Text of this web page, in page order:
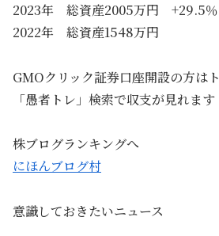
2023年 総資産2005万円 +29.5％
2022年 総資産1548万円
GMOクリック証券口座開設の方は
「愚者トレ」検索で収支が見れます
株ブログランキングへ
にほんブログ村
意識しておきたいニュース